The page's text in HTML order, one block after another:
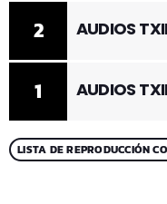
1 AUDIOS
2 AUDIOS
LISTA DE REPRODUCCIÓN